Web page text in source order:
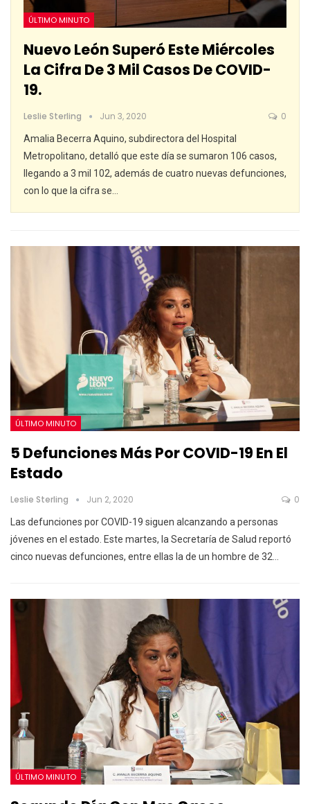
ÚLTIMO MINUTO
Nuevo León Superó Este Miércoles
La Cifra De 3 Mil Casos De COVID-
19.
Leslie Sterling Jun 3, 2020 0
Amalia Becerra Aquino, subdirectora del Hospital
Metropolitano, detalló que este día se sumaron 106 casos,
llegando a 3 mil 102, además de cuatro nuevas defunciones,
con lo que la cifra se
ÚLTIMO MINUTO
5 Defunciones Más Por COVID-19 En El
Estado
Leslie Sterling Jun 2, 2020 0
Las defunciones por COVID-19 siguen alcanzando a personas
jóvenes en el estado. Este martes, la Secretaría de Salud reportó
cinco nuevas defunciones, entre ellas la de un hombre de 32…
ÚLTIMO MINUTO